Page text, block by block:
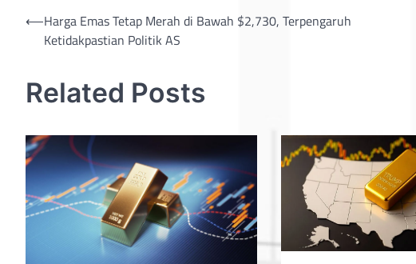
Post
navigation
⟵Harga Emas Tetap Merah di Bawah $2,730, Terpengaruh
Ketidakpastian Politik AS
Related Posts